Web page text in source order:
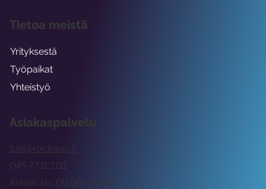
Asiakaspalvelu
tuki@rockway.fi
Arkisin klo 09:00 -15:00
045 7731 1111
Tietoa meistä
Yrityksestä
Työpaikat
Yhteistyö